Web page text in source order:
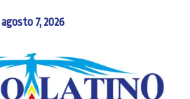
agosto 7, 2026